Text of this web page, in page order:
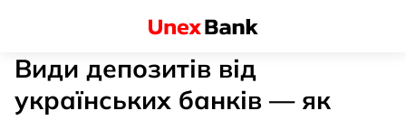
Види депозитів від
українських банків — як